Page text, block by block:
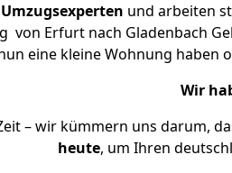
und arbeiten
von Erfurt nach Gladenbach
eine kleine Wohnung haben
Wir
– wir kümmern uns darum,
heute, um Ihren